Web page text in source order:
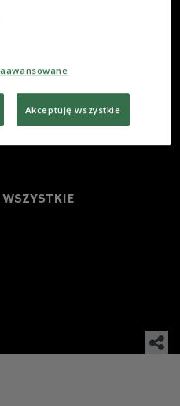
WSZYSTKIE
Akceptuję wszystkie